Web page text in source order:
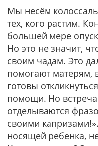
Мы несём
тех, кого растим.
большей мере
Но это не значит,
своим чадам. Это
помогают матерям,
готовы
помощи. Но
отделываются
своими
носящей ребенка,